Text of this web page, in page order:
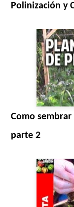
Polinización y
Como sembrar
parte 2